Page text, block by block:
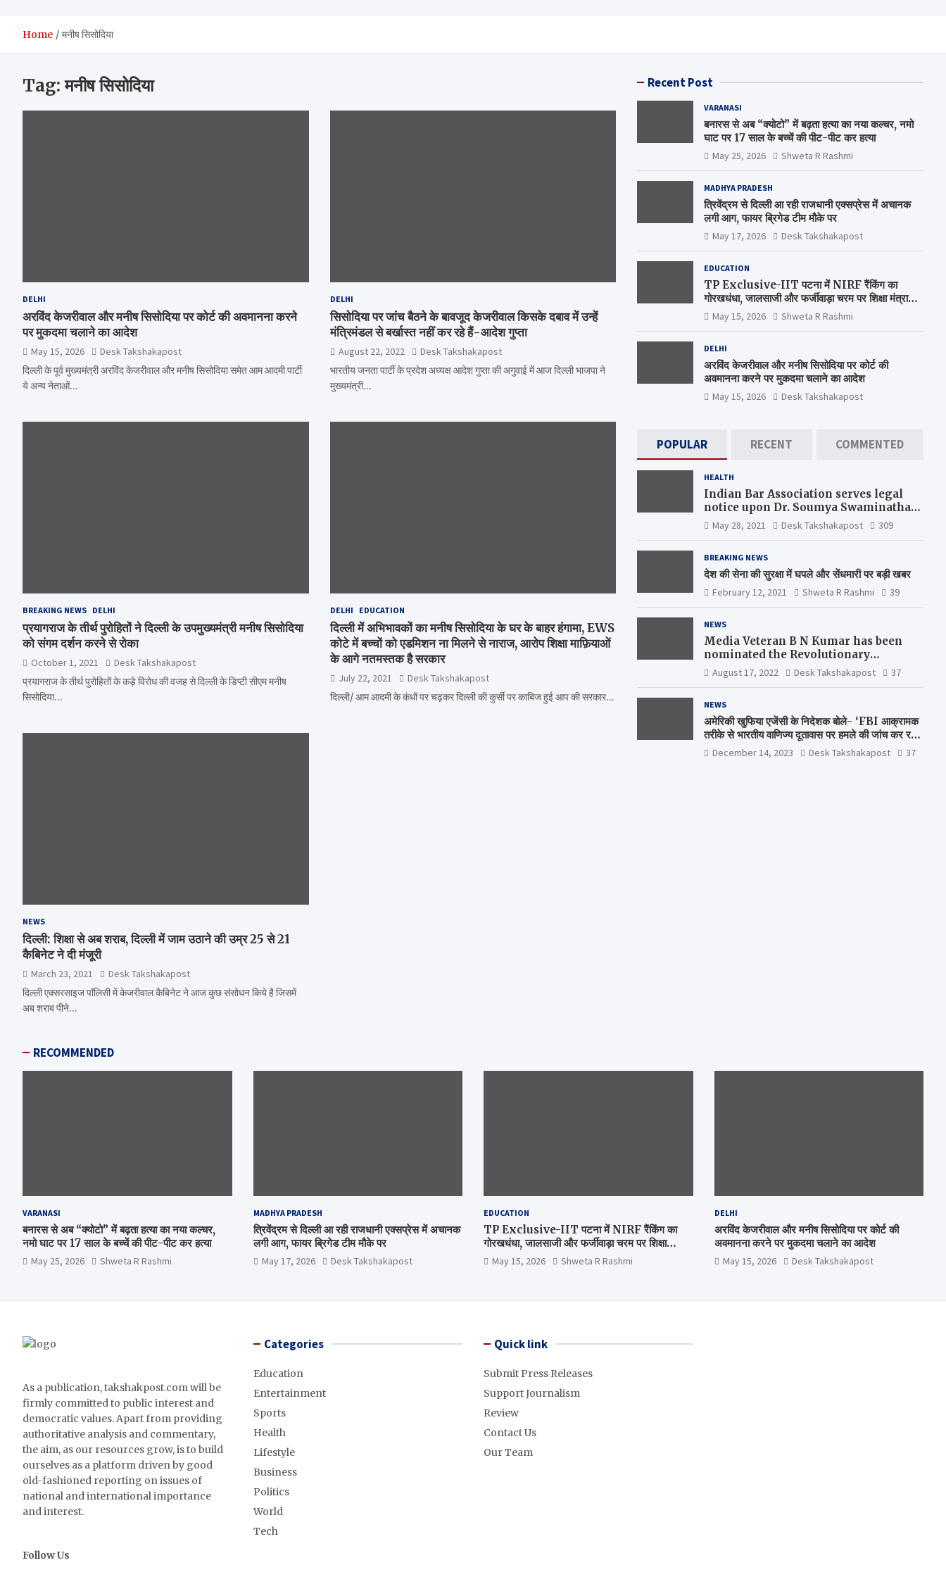
Home मनीष सिसोदिया
Tag:मनीष सिसोदिया
DELHI
अरविंद केजरीवाल और मनीष सिसोदिया पर कोर्ट की अवमानना करने
पर मुकदमा चलाने का आदेश
May 15, 2026
Desk Takshakapost
दिल्ली के पूर्व मुख्यमंत्री अरविंद केजरीवाल और मनीष सिसोदिया समेत आम आदमी पार्टी
ये अन्य नेताओं…
DELHI
सिसोदिया पर जांच बैठने के बावजूद केजरीवाल किसके दबाव में उन्हें
मंत्रिमंडल से बर्खास्त नहीं कर रहे हैं-आदेश गुप्ता
August 22, 2022
Desk Takshakapost
भारतीय जनता पार्टी के प्रदेश अध्यक्ष आदेश गुप्ता की अगुवाई में आज दिल्ली भाजपा ने
मुख्यमंत्री…
BREAKING NEWS DELHI
प्रयागराज के तीर्थ पुरोहितों ने दिल्ली के उपमुख्यमंत्री मनीष सिसोदिया
को संगम दर्शन करने से रोका
October 1, 2021
Desk Takshakapost
प्रयागराज के तीर्थ पुरोहितों के कड़े विरोध की वजह से दिल्ली के डिप्टी सीएम मनीष
सिसोदिया…
DELHI EDUCATION
दिल्ली में अभिभावकों का मनीष सिसोदिया के घर के बाहर हंगामा, EWS
कोटे में बच्चों को एडमिशन ना मिलने से नाराज, आरोप शिक्षा माफ़ियाओं
के आगे नतमस्तक है सरकार
July 22, 2021
Desk Takshakapost
दिल्ली/ आम आदमी के कंधों पर चढ़कर दिल्ली की कुर्सी पर काबिज हुई आप की सरकार…
NEWS
दिल्ली: शिक्षा से अब शराब, दिल्ली में जाम उठाने की उम्र 25 से 21
कैबिनेट ने दी मंजूरी
March 23, 2021
Desk Takshakapost
दिल्ली एक्सरसाइज पॉलिसी में केजरीवाल कैबिनेट ने आज कुछ संसोधन किये है जिसमें
अब शराब पीने…
Recent Post
VARANASI
बनारस से अब “क्योटो” में बढ़ता हत्या का नया कल्चर, नमो
घाट पर 17 साल के बच्चें की पीट-पीट कर हत्या
May 25, 2026 Shweta R Rashmi
MADHYA PRADESH
त्रिवेंद्रम से दिल्ली आ रही राजधानी एक्सप्रेस में अचानक
लगी आग, फायर ब्रिगेड टीम मौके पर
May 17, 2026 Desk Takshakapost
EDUCATION
TP Exclusive-IIT पटना में NIRF रैंकिंग का
गोरखधंधा, जालसाजी और फर्जीवाड़ा चरम पर शिक्षा मंत्रालय
कब जागेगा ?
May 15, 2026 Shweta R Rashmi
DELHI
अरविंद केजरीवाल और मनीष सिसोदिया पर कोर्ट की
अवमानना करने पर मुकदमा चलाने का आदेश
May 15, 2026 Desk Takshakapost
POPULAR RECENT COMMENTED
HEALTH
Indian Bar Association serves legal
notice upon Dr. Soumya Swaminathan,
the Chief Scientist, WHO
May 28, 2021 Desk Takshakapost 309
BREAKING NEWS
देश की सेना की सुरक्षा में घपले और सेंधमारी पर बड़ी खबर
February 12, 2021 Shweta R Rashmi 39
NEWS
Media Veteran B N Kumar has been
nominated the Revolutionary
Comrade Shiv Varma Media Award
2022-23
August 17, 2022 Desk Takshakapost 37
NEWS
अमेरिकी खुफिया एजेंसी के निदेशक बोले- ‘FBI आक्रामक
तरीके से भारतीय वाणिज्य दूतावास पर हमले की जांच कर रही
है’December 14, 2023 Desk Takshakapost 37
RECOMMENDED
VARANASI
बनारस से अब “क्योटो” में बढ़ता हत्या का नया कल्चर,
नमो घाट पर 17 साल के बच्चें की पीट-पीट कर हत्या
May 25, 2026 Shweta R Rashmi
MADHYA PRADESH
त्रिवेंद्रम से दिल्ली आ रही राजधानी एक्सप्रेस में अचानक
लगी आग, फायर ब्रिगेड टीम मौके पर
May 17, 2026 Desk Takshakapost
EDUCATION
TP Exclusive-IIT पटना में NIRF रैंकिंग का
गोरखधंधा, जालसाजी और फर्जीवाड़ा चरम पर शिक्षा
मंत्रालय कब जागेगा ?
May 15, 2026 Shweta R Rashmi
DELHI
अरविंद केजरीवाल और मनीष सिसोदिया पर कोर्ट की
अवमानना करने पर मुकदमा चलाने का आदेश
May 15, 2026 Desk Takshakapost
As a publication, takshakpost.com will be
firmly committed to public interest and
democratic values. Apart from providing
authoritative analysis and commentary,
the aim, as our resources grow, is to build
ourselves as a platform driven by good
old-fashioned reporting on issues of
national and international importance
and interest.
Follow Us
Categories
Education
Entertainment
Sports
Health
Lifestyle
Business
Politics
World
Tech
Quick link
Submit Press Releases
Support Journalism
Review
Contact Us
Our Team